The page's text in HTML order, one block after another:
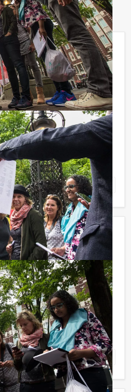
Dinner Hengelo
p.p. excl. BTW
‐ 4 uur en 30 minuten
Hengelo, dat is genieten
door de stad, met
en de mooiste kiekjes
Favoriet
Groningen
p.p. excl. BTW
‐ 4 uur en 30 minuten
zorgt Holland
in Groningen te
ontdekkingstocht.
Favoriet